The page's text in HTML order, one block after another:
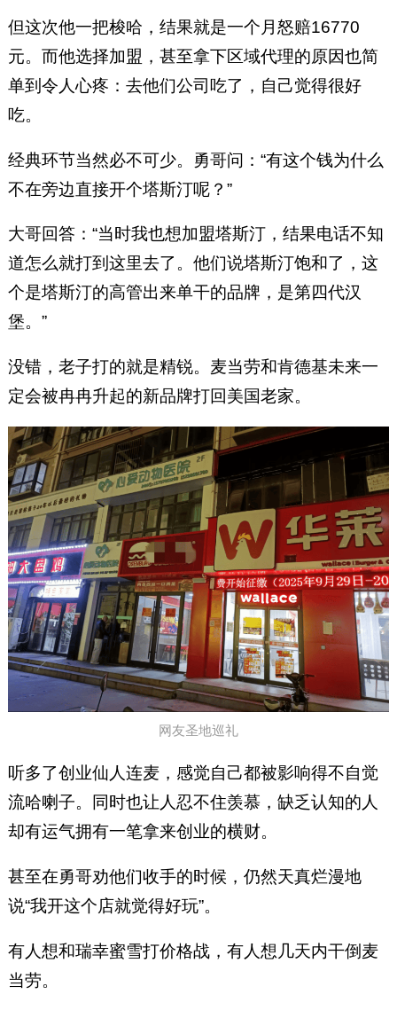
但这次他一把梭哈，结果就是一个月怒赔16770
元。而他选择加盟，甚至拿下区域代理的原因也简
单到令人心疼：去他们公司吃了，自己觉得很好
吃。
经典环节当然必不可少。勇哥问：“有这个钱为什么
不在旁边直接开个塔斯汀呢？”
大哥回答：“当时我也想加盟塔斯汀，结果电话不知
道怎么就打到这里去了。他们说塔斯汀饱和了，这
个是塔斯汀的高管出来单干的品牌，是第四代汉
堡。”
没错，老子打的就是精锐。麦当劳和肯德基未来一
定会被冉冉升起的新品牌打回美国老家。
网友圣地巡礼
听多了创业仙人连麦，感觉自己都被影响得不自觉
流哈喇子。同时也让人忍不住羡慕，缺乏认知的人
却有运气拥有一笔拿来创业的横财。
甚至在勇哥劝他们收手的时候，仍然天真烂漫地
说“我开这个店就觉得好玩”。
有人想和瑞幸蜜雪打价格战，有人想几天内干倒麦
当劳。